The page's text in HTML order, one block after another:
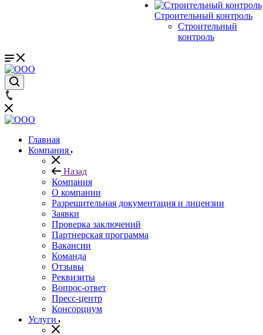
Строительный контроль
Строительный
контроль
Главная
Компания
Назад
Компания
О компании
Разрешительная документация и лицензии
Заявки
Проверка заключений
Партнерская программа
Вакансии
Команда
Отзывы
Реквизиты
Вопрос-ответ
Пресс-центр
Консорциум
Услуги